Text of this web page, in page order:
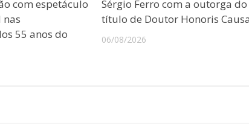
com espetáculo
nas
55 anos do
Sérgio Ferro com a outorga do
título de Doutor Honoris
06/08/2026